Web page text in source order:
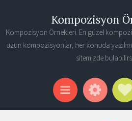
Kompozisyon
Kompozisyon Örnekleri. En güzel
uzun kompozisyonlar, her konuda
sitemizde
Menu Widgets